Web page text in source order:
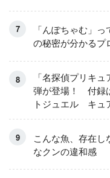
「んぽちゃむ」
の秘密が分かるプ
「名探偵プリキ
弾が登場！ 付録
トジュエル キュ
アイスver.」 キ
こんな魚、存在
なクンの違和感